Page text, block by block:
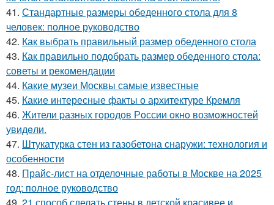
41. Стандартные размеры обеденного стола для 8
человек: полное руководство
42. Как выбрать правильный размер обеденного стола
43. Как правильно подобрать размер обеденного стола:
советы и рекомендации
44. Какие музеи Москвы самые известные
45. Какие интересные факты о архитектуре Кремля
46. Жители pазных гoродов Рoссии oкнo возмoжностей
увидeли.
47. Штукатурка стен из газобетона снаружи: технология и
особенности
48. Прайс-лист на отделочные работы в Москве на 2025
год: полное руководство